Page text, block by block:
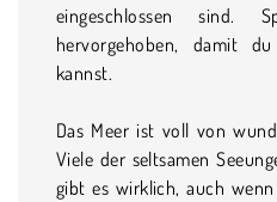
eingeschlossen sind.
hervorgehoben, damit
kannst.
Das Meer ist voll von
Viele der seltsamen
gibt es wirklich, auch